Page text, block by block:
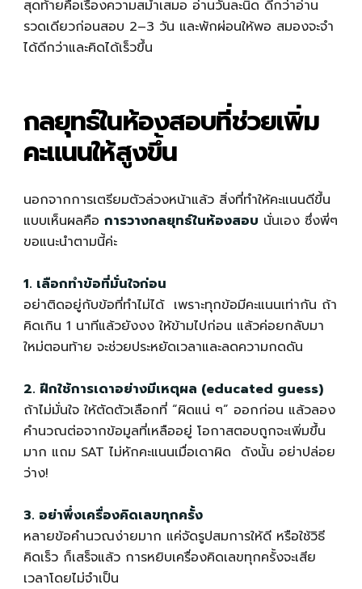
สุดท้ายคือเรื่องความสม่ำเสมอ อ่านวันละนิด ดีกว่าอ่าน
รวดเดียวก่อนสอบ 2–3 วัน และพักผ่อนให้พอ สมองจะจำ
ได้ดีกว่าและคิดได้เร็วขึ้น
กลยุทธ์ในห้องสอบที่ช่วยเพิ่ม
คะแนนให้สูงขึ้น
นอกจากการเตรียมตัวล่วงหน้าแล้ว สิ่งที่ทำให้คะแนนดีขึ้น
แบบเห็นผลคือ การวางกลยุทธ์ในห้องสอบ นั่นเอง ซึ่งพี่ๆ
ขอแนะนำตามนี้ค่ะ
1. เลือกทำข้อที่มั่นใจก่อน
อย่าติดอยู่กับข้อที่ทำไม่ได้ เพราะทุกข้อมีคะแนนเท่ากัน ถ้า
คิดเกิน 1 นาทีแล้วยังงง ให้ข้ามไปก่อน แล้วค่อยกลับมา
ใหม่ตอนท้าย จะช่วยประหยัดเวลาและลดความกดดัน
2. ฝึกใช้การเดาอย่างมีเหตุผล (educated guess)
ถ้าไม่มั่นใจ ให้ตัดตัวเลือกที่ “ผิดแน่ ๆ” ออกก่อน แล้วลอง
คำนวณต่อจากข้อมูลที่เหลืออยู่ โอกาสตอบถูกจะเพิ่มขึ้น
มาก แถม SAT ไม่หักคะแนนเมื่อเดาผิด ดังนั้น อย่าปล่อย
ว่าง!
3. อย่าพึ่งเครื่องคิดเลขทุกครั้ง
หลายข้อคำนวณง่ายมาก แค่จัดรูปสมการให้ดี หรือใช้วิธี
คิดเร็ว ก็เสร็จแล้ว การหยิบเครื่องคิดเลขทุกครั้งจะเสีย
เวลาโดยไม่จำเป็น